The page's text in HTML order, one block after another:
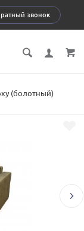
звонок
(болотный)